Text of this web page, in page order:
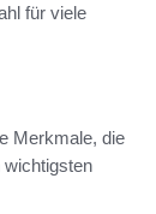
für viele
Merkmale, die
wichtigsten